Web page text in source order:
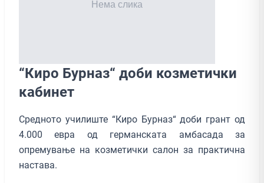
“Киро Бурназ“ доби козметички
кабинет
Средното училиште “Киро Бурназ“ доби грант од
4.000 евра од германската амбасада за
опремување на козметички салон за практична
настава.